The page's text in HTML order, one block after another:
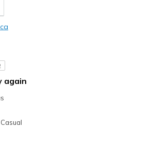
I'm Into Shoes
again
Casual